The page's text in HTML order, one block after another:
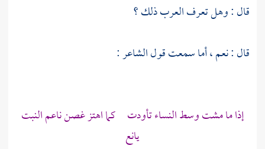
قال : وهل تعرف العرب ذلك ؟
قال : نعم ، أما سمعت قول الشاعر :
إذا ما مشت وسط النساء تأودت كما اهتز غصن ناعم النبت
يانع